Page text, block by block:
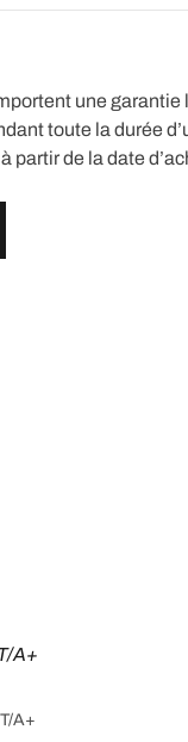
une
toute la durée
partir de la date
A+
A+